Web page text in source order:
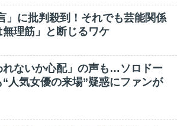
」に批判殺到！それでも芸能関係
理筋」と断じるワケ
れないか心配」の声も…ソロドー
人気女優の来場”疑惑にファンが